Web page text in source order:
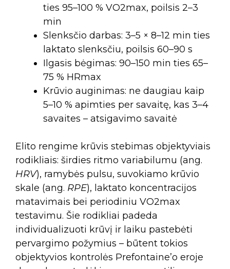
ties 95–100 % VO2max, poilsis 2–3
min
Slenksčio darbas: 3–5 × 8–12 min ties
laktato slenksčiu, poilsis 60–90 s
Ilgasis bėgimas: 90–150 min ties 65–
75 % HRmax
Krūvio auginimas: ne daugiau kaip
5–10 % apimties per savaitę, kas 3–4
savaites – atsigavimo savaitė
Elito rengime krūvis stebimas objektyviais
rodikliais: širdies ritmo variabilumu (ang.
HRV), ramybės pulsu, suvokiamo krūvio
skale (ang. RPE), laktato koncentracijos
matavimais bei periodiniu VO2max
testavimu. Šie rodikliai padeda
individualizuoti krūvį ir laiku pastebėti
pervargimo požymius – būtent tokios
objektyvios kontrolės Prefontaine’o eroje